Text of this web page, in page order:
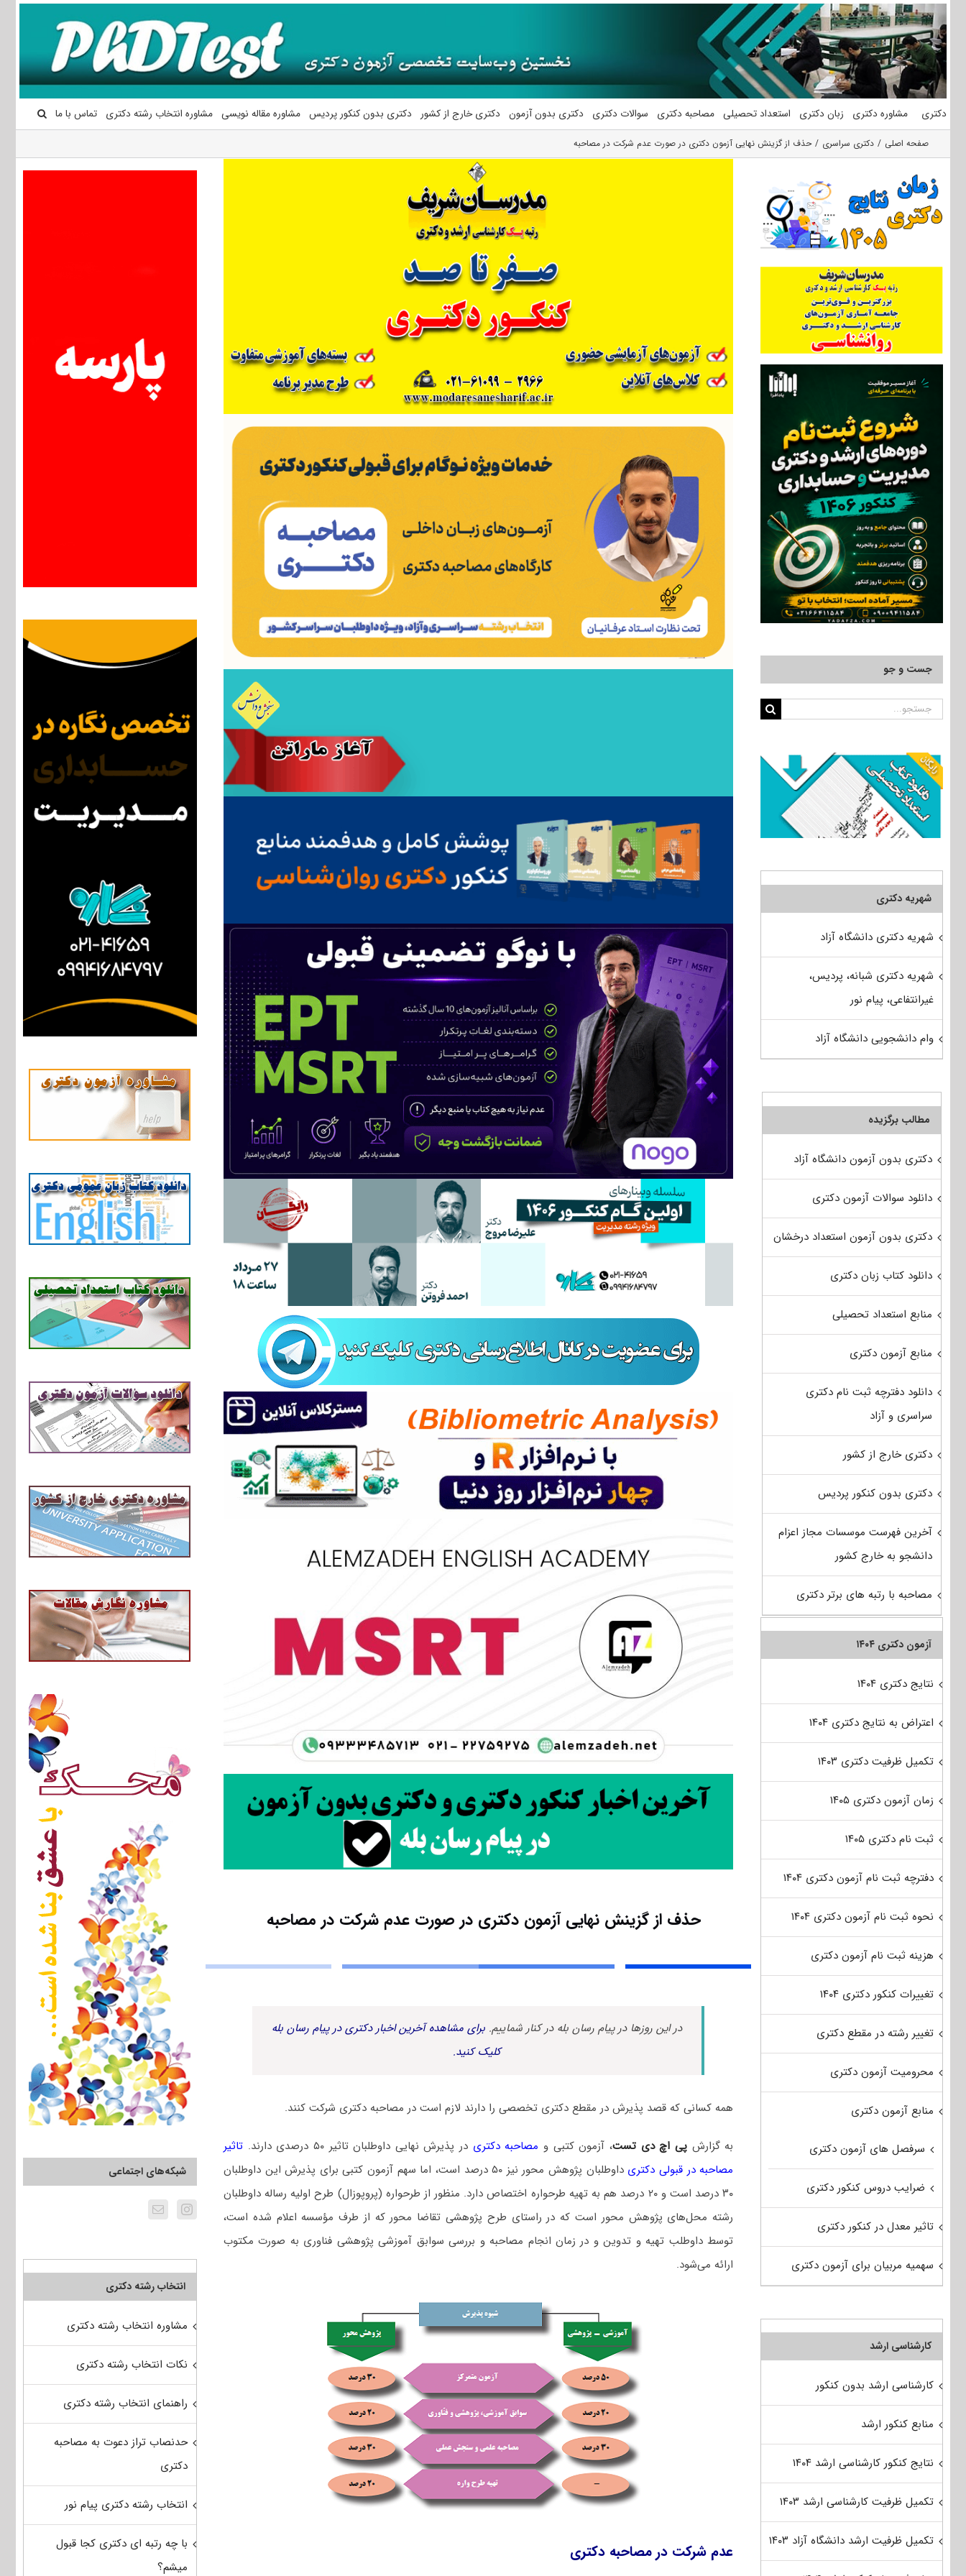
محتوا
دکتری مشاوره دکتری زبان دکتری استعداد تحصیلی مصاحبه دکتری سوالات دکتری دکتری بدون آزمون دکتری خارج از کشور دکتری بدون کنکور پردیس مشاوره مقاله نویسی مشاوره انتخاب رشته دکتری تماس با ما
صفحه اصلی دکتری سراسری حذف از گزینش نهایی آزمون دکتری در صورت عدم شرکت در مصاحبه
حذف از گزینش نهایی آزمون دکتری در صورت عدم شرکت در مصاحبه
در این روزها در پیام رسان بله در کنار شماییم. برای مشاهده آخرین اخبار دکتری در پیام رسان بله
کلیک کنید.
همه کسانی که قصد پذیرش در مقطع دکتری تخصصی را دارند لازم است در مصاحبه دکتری شرکت کنند.
به گزارشپی اچ دی تست، آزمون کتبی و مصاحبه دکتری در پذیرش نهایی داوطلبان تاثیر ۵۰ درصدی دارند.
تاثیر
مصاحبه در قبولی دکتری
داوطلبان پژوهش محور نیز ۵۰ درصد است، اما سهم آزمون کتبی برای پذیرش این داوطلبان
۳۰ درصد است و ۲۰ درصد هم به تهیه طرحواره اختصاص دارد. منظور از طرحواره (پروپوزال) طرح اولیه رساله داوطلبان
رشته محل‌های پژوهش محور است که در راستای طرح پژوهشی تقاضا محور که از طرف مؤسسه اعلام شده است،
توسط داوطلب تهیه و تدوین و در زمان انجام مصاحبه و بررسی سوابق آموزشی پژوهشی فناوری به صورت مکتوب
ارائه می‌شود.
عدم شرکت در مصاحبه دکتری
شبکه‌های اجتماعی
انتخاب رشته دکتری
مشاوره انتخاب رشته دکتری
نکات انتخاب رشته دکتری
راهنمای انتخاب رشته دکتری
حدنصاب تراز دعوت به مصاحبه
دکتری
انتخاب رشته دکتری پیام نور
با چه رتبه ای دکتری کجا قبول
میشم؟
جست و جو
جستجو
شهریه دکتری
شهریه دکتری دانشگاه آزاد
شهریه دکتری شبانه، پردیس،
غیرانتفاعی، پیام نور
وام دانشجویی دانشگاه آزاد
مطالب برگزیده
دکتری بدون آزمون دانشگاه آزاد
دانلود سوالات آزمون دکتری
دکتری بدون آزمون استعداد درخشان
دانلود کتاب زبان دکتری
منابع استعداد تحصیلی
منابع آزمون دکتری
دانلود دفترچه ثبت نام دکتری
سراسری و آزاد
دکتری خارج از کشور
دکتری بدون کنکور پردیس
آخرین فهرست موسسات مجاز اعزام
دانشجو به خارج کشور
مصاحبه با رتبه های برتر دکتری
آزمون دکتری ۱۴۰۴
نتایج دکتری ۱۴۰۴
اعتراض به نتایج دکتری ۱۴۰۴
تکمیل ظرفیت دکتری ۱۴۰۳
زمان آزمون دکتری ۱۴۰۵
ثبت نام دکتری ۱۴۰۵
دفترچه ثبت نام آزمون دکتری ۱۴۰۴
نحوه ثبت نام آزمون دکتری ۱۴۰۴
هزینه ثبت نام آزمون دکتری
تغییرات کنکور دکتری ۱۴۰۴
تغییر رشته در مقطع دکتری
محرومیت آزمون دکتری
منابع آزمون دکتری
سرفصل های آزمون دکتری
ضرایب دروس کنکور دکتری
تاثیر معدل در کنکور دکتری
سهمیه مربیان برای آزمون دکتری
کارشناسی ارشد
کارشناسی ارشد بدون کنکور
منابع کنکور ارشد
نتایج کنکور کارشناسی ارشد ۱۴۰۴
تکمیل ظرفیت کارشناسی ارشد ۱۴۰۳
تکمیل ظرفیت ارشد دانشگاه آزاد ۱۴۰۳